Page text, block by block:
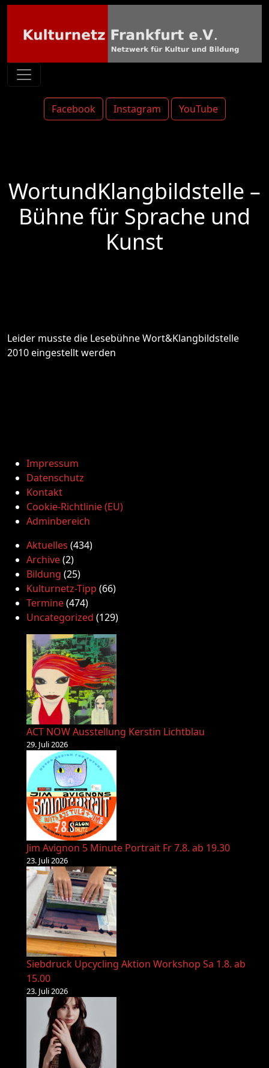
Facebook Instagram YouTube
WortundKlangbildstelle –
Bühne für Sprache und
Kunst
Leider musste die Lesebühne Wort&Klangbildstelle
2010 eingestellt werden
Impressum
Datenschutz
Kontakt
Cookie-Richtlinie (EU)
Adminbereich
Aktuelles (434)
Archive(2)
Bildung (25)
Kulturnetz-Tipp (66)
Termine(474)
Uncategorized (129)
ACT NOW Ausstellung Kerstin Lichtblau
29. Juli 2026
Jim Avignon 5 Minute Portrait Fr 7.8. ab 19.30
23. Juli 2026
Siebdruck Upcycling Aktion Workshop Sa 1.8. ab
15.00
23. Juli 2026